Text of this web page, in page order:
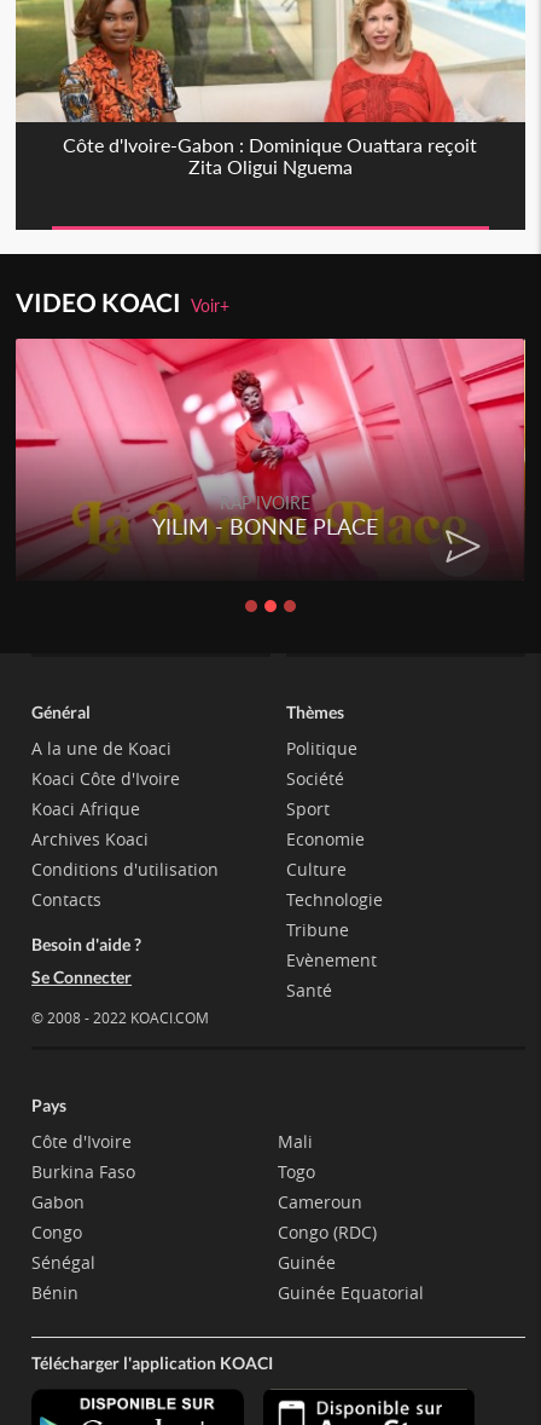
Côte d'Ivoire-Gabon : Dominique Ouattara reçoit
Zita Oligui Nguema
VIDEO KOACIVoir+
RAP IVOIRE
YILIM - BONNE PLACE
Général
A la une de Koaci
Koaci Côte d'Ivoire
Koaci Afrique
Archives Koaci
Conditions d'utilisation
Contacts
Besoin d'aide ?
Se Connecter
© 2008 - 2022 KOACI.COM
Thèmes
Politique
Société
Sport
Economie
Culture
Technologie
Tribune
Evènement
Santé
Pays
Côte d'Ivoire
Burkina Faso
Gabon
Congo
Sénégal
Bénin
Mali
Togo
Cameroun
Congo (RDC)
Guinée
Guinée Equatorial
Télécharger l'application KOACI